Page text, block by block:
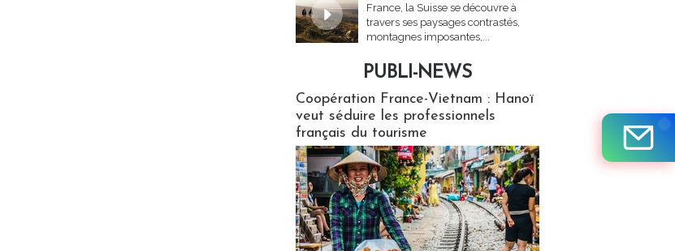
France, la Suisse se découvre à
travers ses paysages contrastés,
montagnes imposantes,...
PUBLI-NEWS
Coopération France-Vietnam : Hanoï
veut séduire les professionnels
français du tourisme